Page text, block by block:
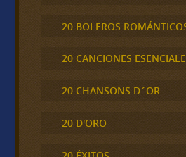
20 BOLEROS
20 CANCIONES
20 CHANSONS D´OR
20 D'ORO